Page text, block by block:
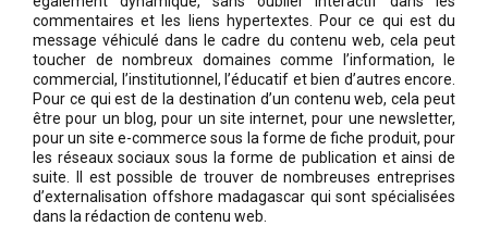
commentaires et les liens hypertextes. Pour ce qui est du
message véhiculé dans le cadre du contenu web, cela peut
toucher de nombreux domaines comme l’information, le
commercial, l’institutionnel, l’éducatif et bien d’autres encore.
Pour ce qui est de la destination d’un contenu web, cela peut
être pour un blog, pour un site internet, pour une newsletter,
pour un site e-commerce sous la forme de fiche produit, pour
les réseaux sociaux sous la forme de publication et ainsi de
suite. Il est possible de trouver de nombreuses entreprises
d’externalisation offshore madagascar qui sont spécialisées
dans la rédaction de contenu web.